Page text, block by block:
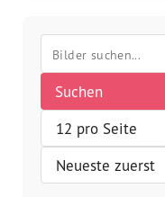
Geschichte
Vorstand
Team
Suchen